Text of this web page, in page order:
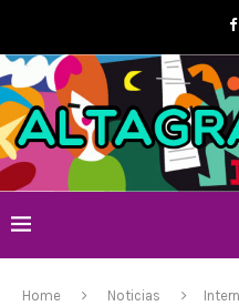
Home Noticias